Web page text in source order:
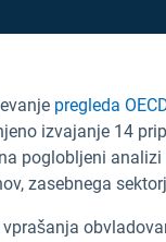
pregleda
izvajanje 14
poglobljeni
zasebnega